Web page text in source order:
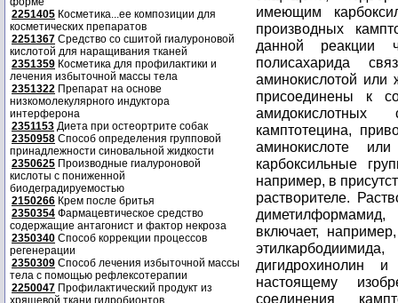
2251405 Косметика...ее композиции для
косметических препаратов
2251367 Средство со сшитой гиалуроновой
кислотой для наращивания тканей
2351359 Косметика для профилактики и
лечения избыточной массы тела
2351322 Препарат на основе
низкомолекулярного индуктора
интерферона
2351153 Диета при остеортрите собак
2350958 Способ определения групповой
принадлежности синовальной жидкости
2350625 Производные гиалуроновой
кислоты с пониженной
биодеградируемостью
2150266 Крем после бритья
2350354 Фармацевтическое средство
содержащие антагонист и фактор некроза
2350340 Способ коррекции процессов
регенерации
2350309 Способ лечения избыточной массы
тела с помощью рефлексотерапии
2250047 Профилактический продукт из
хрящевой ткани гидробионтов
имеющим
производных
данной реакции
полисахарида
аминокислотой или
присоединены к
амидокислотных
камптотецина,
аминокислоте
карбоксильные
например, в
растворителе.
включает,
дигидрохинолин
настоящему
соединения